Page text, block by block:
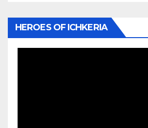
HEROES OF ICHKERIA